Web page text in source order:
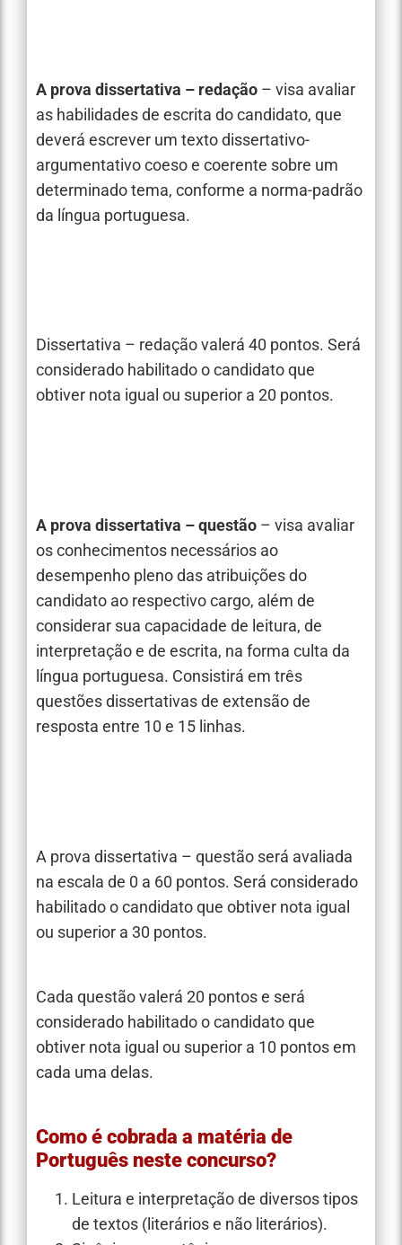
A prova dissertativa – redação – visa avaliar
as habilidades de escrita do candidato, que
deverá escrever um texto dissertativo-
argumentativo coeso e coerente sobre um
determinado tema, conforme a norma-padrão
da língua portuguesa.
Dissertativa – redação valerá 40 pontos. Será
considerado habilitado o candidato que
obtiver nota igual ou superior a 20 pontos.
A prova dissertativa – questão – visa avaliar
os conhecimentos necessários ao
desempenho pleno das atribuições do
candidato ao respectivo cargo, além de
considerar sua capacidade de leitura, de
interpretação e de escrita, na forma culta da
língua portuguesa. Consistirá em três
questões dissertativas de extensão de
resposta entre 10 e 15 linhas.
A prova dissertativa – questão será avaliada
na escala de 0 a 60 pontos. Será considerado
habilitado o candidato que obtiver nota igual
ou superior a 30 pontos.
Cada questão valerá 20 pontos e será
considerado habilitado o candidato que
obtiver nota igual ou superior a 10 pontos em
cada uma delas.
Como é cobrada a matéria de
Português neste concurso?
Leitura e interpretação de diversos tipos
de textos (literários e não literários).